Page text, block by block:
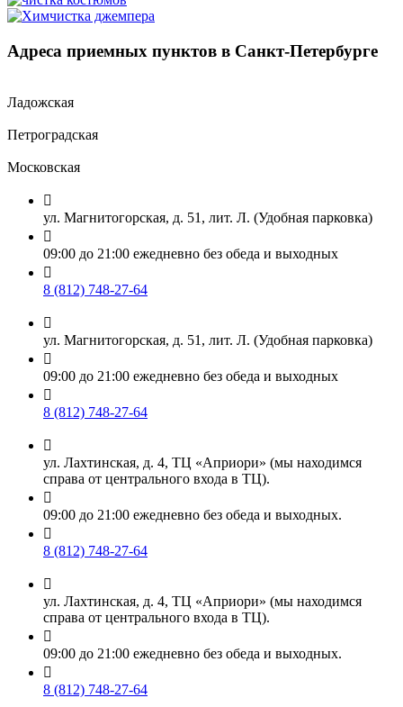
Адреса приемных пунктов в Санкт-Петербурге
Ладожская
Петроградская
Московская

ул. Магнитогорская, д. 51, лит. Л. (Удобная парковка)

09:00 до 21:00 ежедневно без обеда и выходных

8 (812) 748-27-64

ул. Магнитогорская, д. 51, лит. Л. (Удобная парковка)

09:00 до 21:00 ежедневно без обеда и выходных

8 (812) 748-27-64

ул. Лахтинская, д. 4, ТЦ «Априори» (мы находимся
справа от центрального входа в ТЦ).

09:00 до 21:00 ежедневно без обеда и выходных.

8 (812) 748-27-64

ул. Лахтинская, д. 4, ТЦ «Априори» (мы находимся
справа от центрального входа в ТЦ).

09:00 до 21:00 ежедневно без обеда и выходных.

8 (812) 748-27-64